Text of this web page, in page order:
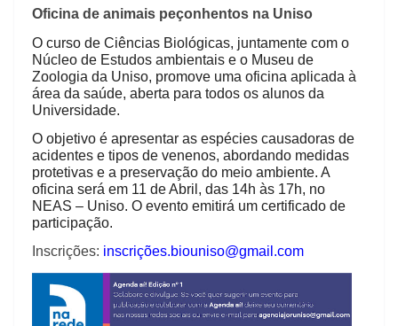
Oficina de animais peçonhentos na Uniso
O curso de Ciências Biológicas, juntamente com o
Núcleo de Estudos ambientais e o Museu de
Zoologia da Uniso, promove uma oficina aplicada à
área da saúde, aberta para todos os alunos da
Universidade.
O objetivo é apresentar as espécies causadoras de
acidentes e tipos de venenos, abordando medidas
protetivas e a preservação do meio ambiente. A
oficina será em 11 de Abril, das 14h às 17h, no
NEAS – Uniso. O evento emitirá um certificado de
participação.
Inscrições: inscrições.biouniso@gmail.com